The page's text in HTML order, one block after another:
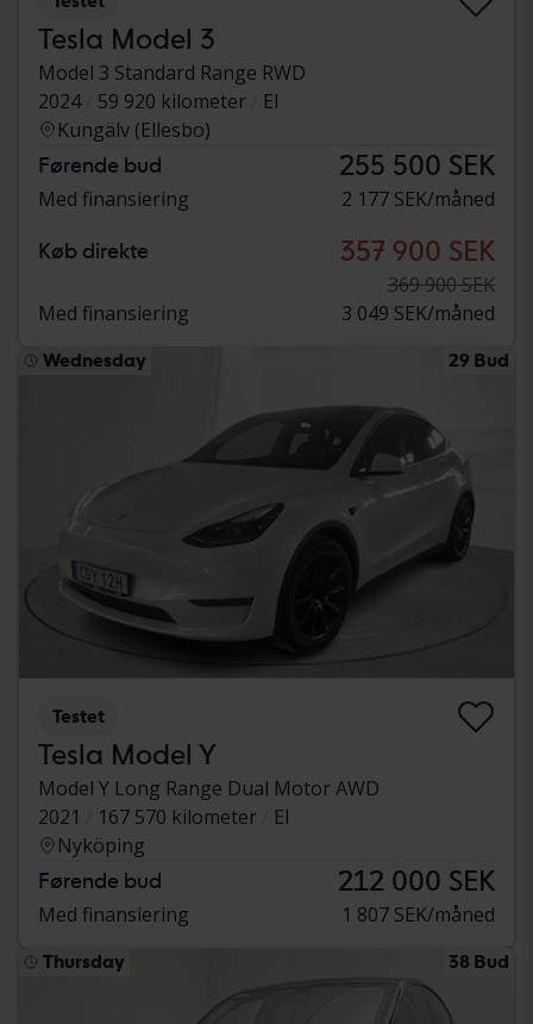
Tesla Model 3
Model 3 Standard Range RWD
2024
59 920 kilometer
El
Kungälv (Ellesbo)
Førende bud 255 500 SEK
Med finansiering 2 177 SEK/måned
Køb direkte 357 900 SEK
369 900 SEK
Med finansiering
3 049 SEK/måned
Wednesday 29 Bud
Testet
Tesla Model Y
Model Y Long Range Dual Motor AWD
2021
167 570 kilometer
El
Nyköping
Førende bud 212 000 SEK
Med finansiering 1 807 SEK/måned
Thursday 38 Bud